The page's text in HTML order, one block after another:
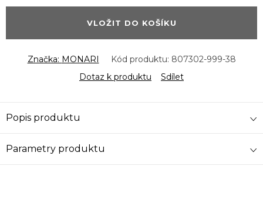
cena:
VLOŽIT DO KOŠÍKU
Značka: MONARI Kód produktu: 807302-999-38
Dotaz k produktu
Sdílet
Popis produktu
Parametry produktu